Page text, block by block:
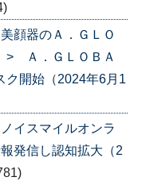
顔器のＡ．ＧＬＯ
> Ａ．ＧＬＯＢＡ
ク開始（2024年6月1
イスマイルオンラ
発信し認知拡大（2